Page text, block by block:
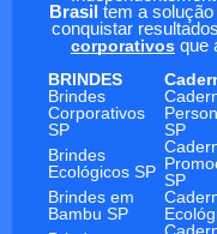
Brasil tem a
conquistar
corporativos que
BRINDES
Brindes
Corporativos
SP
SP
Brindes
Ecológicos SP SP
Brindes em
Bambu SP